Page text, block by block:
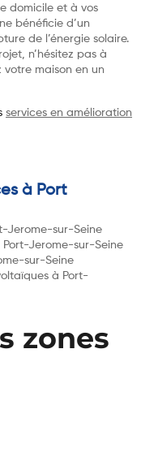
domicile et à vos
bénéficie d’un
de l’énergie solaire.
n’hésitez pas à
votre maison en un
services en amélioration
à Port
Jerome-sur-Seine
Port-Jerome-sur-Seine
sur-Seine
à Port-
zones